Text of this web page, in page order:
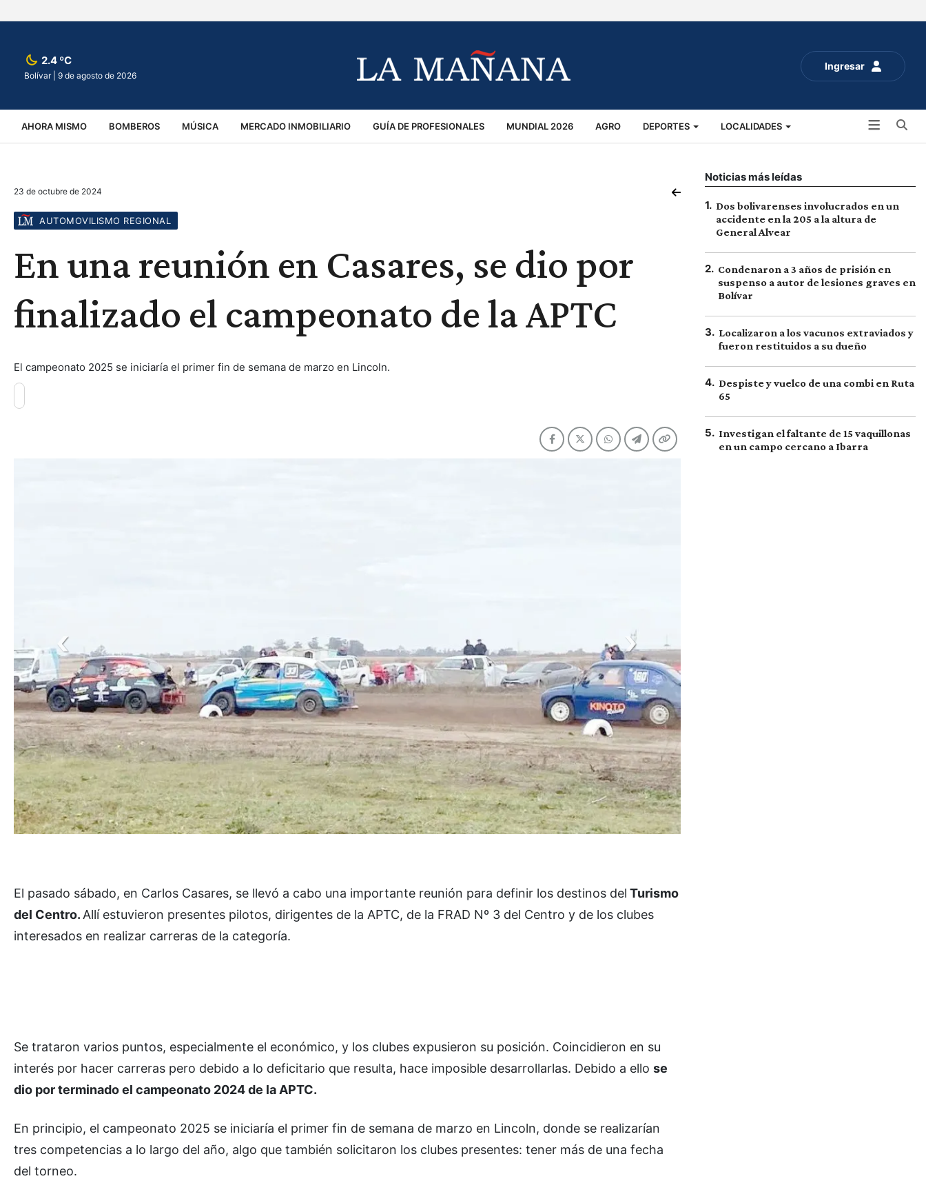
Ingresar
2.4 ºC
Bolívar | 9 de agosto de 2026
AHORA MISMO BOMBEROS MÚSICA MERCADO INMOBILIARIO GUÍA DE PROFESIONALES MUNDIAL 2026 AGRO DEPORTES LOCALIDADES
VIRALES ACCIDENTES
23 de octubre de 2024
AUTOMOVILISMO REGIONAL
En una reunión en Casares, se dio por
finalizado el campeonato de la APTC
El campeonato 2025 se iniciaría el primer fin de semana de marzo en Lincoln.
El pasado sábado, en Carlos Casares, se llevó a cabo una importante reunión para definir los destinos del Turismo
del Centro. Allí estuvieron presentes pilotos, dirigentes de la APTC, de la FRAD Nº 3 del Centro y de los clubes
interesados en realizar carreras de la categoría.
Se trataron varios puntos, especialmente el económico, y los clubes expusieron su posición. Coincidieron en su
interés por hacer carreras pero debido a lo deficitario que resulta, hace imposible desarrollarlas. Debido a ello se
dio por terminado el campeonato 2024 de la APTC.
En principio, el campeonato 2025 se iniciaría el primer fin de semana de marzo en Lincoln, donde se realizarían
tres competencias a lo largo del año, algo que también solicitaron los clubes presentes: tener más de una fecha
del torneo.
Noticias más leídas
1. Dos bolivarenses involucrados en un
accidente en la 205 a la altura de
General Alvear
2. Condenaron a 3 años de prisión en
suspenso a autor de lesiones graves en
Bolívar
3. Localizaron a los vacunos extraviados y
fueron restituidos a su dueño
4. Despiste y vuelco de una combi en Ruta
65
5. Investigan el faltante de 15 vaquillonas
en un campo cercano a Ibarra